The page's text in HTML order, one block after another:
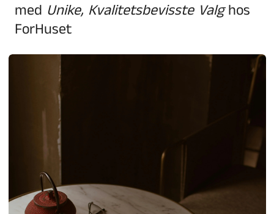
med Unike, Kvalitetsbevisste Valghos
ForHuset